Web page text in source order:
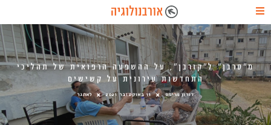
מ”סרבן” ל”קורבן”, על ההשפעה הרפואית של תהליכי
התחדשות עירונית על קשישים
דורון מרימס 11 באוקטובר 2021 לאתגר